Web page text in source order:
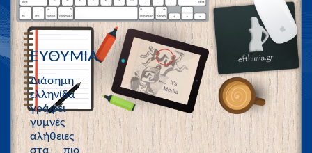
ΕΥΘΥΜΙΑ
Διάσημη
ελληνίδα
γράφει
γυμνές
αλήθειες
στα πιο